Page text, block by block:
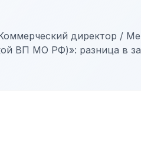
директор /
ВП МО РФ)»: разница в